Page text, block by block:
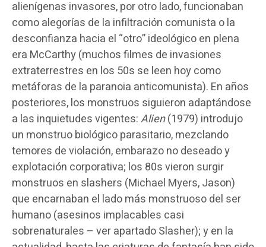
alienígenas invasores, por otro lado, funcionaban
como alegorías de la infiltración comunista o la
desconfianza hacia el “otro” ideológico en plena
era McCarthy (muchos filmes de invasiones
extraterrestres en los 50s se leen hoy como
metáforas de la paranoia anticomunista). En años
posteriores, los monstruos siguieron adaptándose
a las inquietudes vigentes:Alien(1979) introdujo
un monstruo biológico parasitario, mezclando
temores de violación, embarazo no deseado y
explotación corporativa; los 80s vieron surgir
monstruos en slashers (Michael Myers, Jason)
que encarnaban el lado más monstruoso del ser
humano (asesinos implacables casi
sobrenaturales – ver apartado Slasher); y en la